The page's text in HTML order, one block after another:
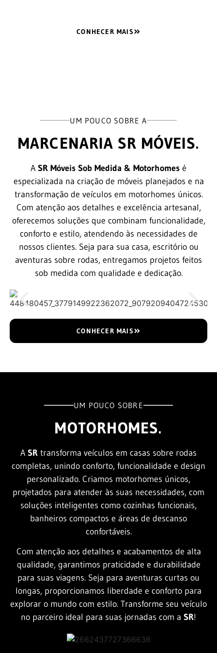
CONHECER MAIS
UM POUCO SOBRE A
MARCENARIA SR MÓVEIS.
A SR Móveis Sob Medida & Motorhomes é
especializada na criação de móveis planejados e na
transformação de veículos em motorhomes únicos.
Com atenção aos detalhes e excelência artesanal,
oferecemos soluções que combinam funcionalidade,
conforto e estilo, atendendo às necessidades de
nossos clientes. Seja para sua casa, escritório ou
aventuras sobre rodas, entregamos projetos feitos
sob medida com qualidade e dedicação.
CONHECER MAIS
UM POUCO SOBRE
MOTORHOMES.
A SR transforma veículos em casas sobre rodas
completas, unindo conforto, funcionalidade e design
personalizado. Criamos motorhomes únicos,
projetados para atender às suas necessidades, com
soluções inteligentes como cozinhas funcionais,
banheiros compactos e áreas de descanso
confortáveis.
Com atenção aos detalhes e acabamentos de alta
qualidade, garantimos praticidade e durabilidade
para suas viagens. Seja para aventuras curtas ou
longas, proporcionamos liberdade e conforto para
explorar o mundo com estilo. Transforme seu veículo
no parceiro ideal para suas jornadas com a SR!